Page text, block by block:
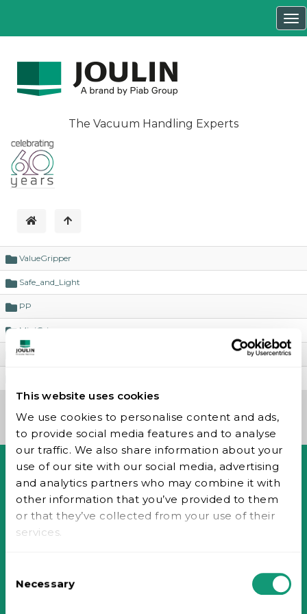
This website uses cookies
We use cookies to personalise content and ads,
to provide social media features and to analyse
our traffic. We also share information about your
use of our site with our social media, advertising
and analytics partners who may combine it with
other information that you’ve provided to them
or that they’ve collected from your use of their
services.
Selection
Necessary
The Vacuum Handling Experts
ValueGripper
Safe_and_Light
PP
MiniGrip
FlexiGrip
Entreprise
Historique
Signaler une mauvaise conduite